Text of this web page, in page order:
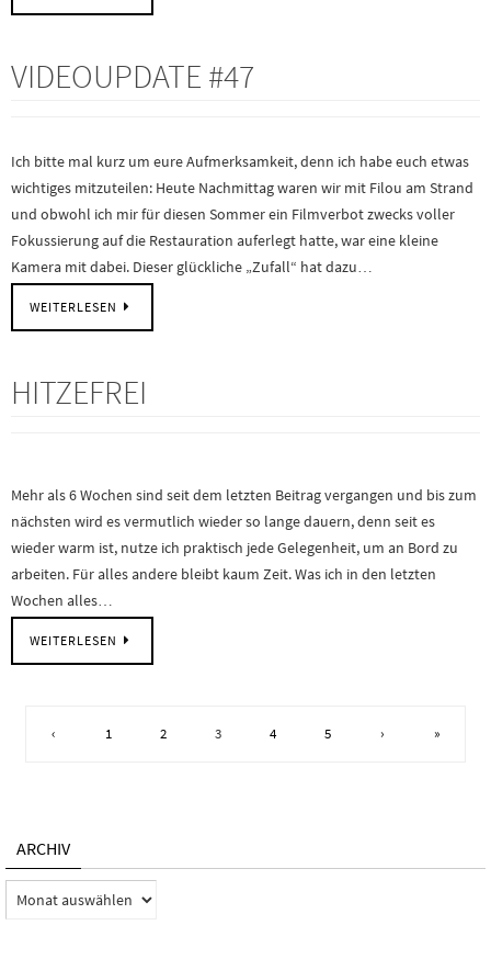
VIDEOUPDATE #47
Ich bitte mal kurz um eure Aufmerksamkeit, denn ich habe euch etwas
wichtiges mitzuteilen: Heute Nachmittag waren wir mit Filou am Strand
und obwohl ich mir für diesen Sommer ein Filmverbot zwecks voller
Fokussierung auf die Restauration auferlegt hatte, war eine kleine
Kamera mit dabei. Dieser glückliche „Zufall“ hat dazu…
WEITERLESEN
HITZEFREI
Mehr als 6 Wochen sind seit dem letzten Beitrag vergangen und bis zum
nächsten wird es vermutlich wieder so lange dauern, denn seit es
wieder warm ist, nutze ich praktisch jede Gelegenheit, um an Bord zu
arbeiten. Für alles andere bleibt kaum Zeit. Was ich in den letzten
Wochen alles…
WEITERLESEN
‹ 1 2 3 4 5 › »
ARCHIV
Archiv